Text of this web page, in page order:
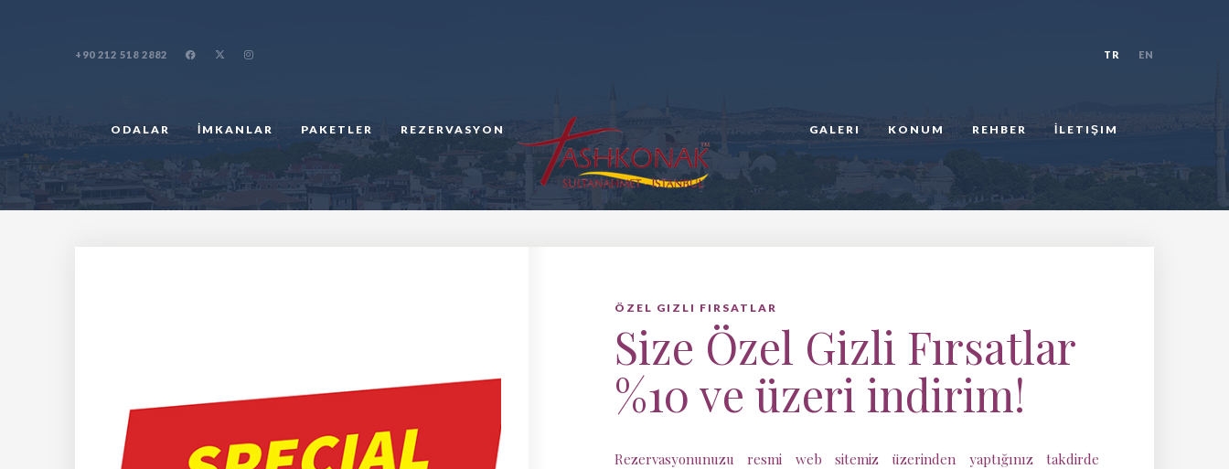
+90 212 518 2882 TR EN
ODALAR İMKANLAR PAKETLER REZERVASYON GALERI KONUM REHBER İLETIŞIM
ÖZEL GIZLI FIRSATLAR
Size Özel Gizli Fırsatlar
%10 ve üzeri indirim!
Rezervasyonunuzu resmi web sitemiz üzerinden yaptığınız takdirde